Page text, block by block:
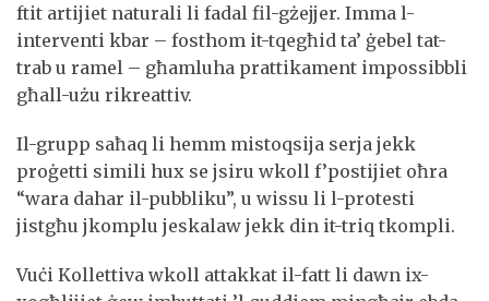
ftit artijiet naturali li fadal fil-gżejjer. Imma l-
interventi kbar – fosthom it-tqegħid ta’ ġebel tat-
trab u ramel – għamluha prattikament impossibbli
għall-użu rikreattiv.
Il-grupp saħaq li hemm mistoqsija serja jekk
proġetti simili hux se jsiru wkoll f’postijiet oħra
“wara dahar il-pubbliku”, u wissu li l-protesti
jistgħu jkomplu jeskalaw jekk din it-triq tkompli.
Vuċi Kollettiva wkoll attakkat il-fatt li dawn ix-